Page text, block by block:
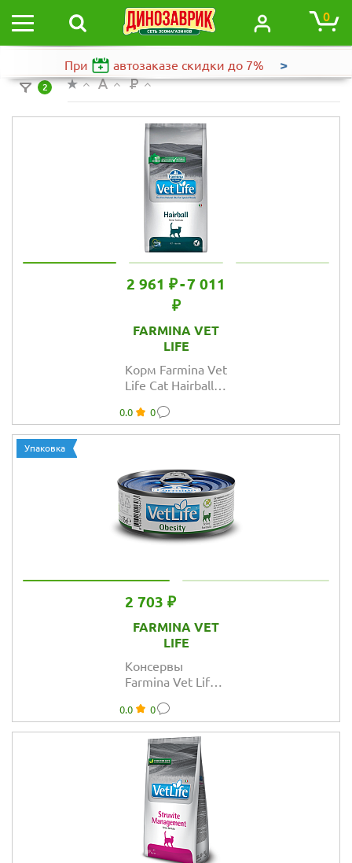
0
При автозаказе скидки до 7% >
2
2 961 ₽-7 011
₽
FARMINA VET
LIFE
Корм Farmina Vet
Life Cat Hairball
способствующее
выведению
кишечника
0.0 0
Упаковка
2 703 ₽
FARMINA VET
LIFE
Консервы
Farmina Vet Life
Obesiti для
кошек паштет
при ожирении
0.0 0